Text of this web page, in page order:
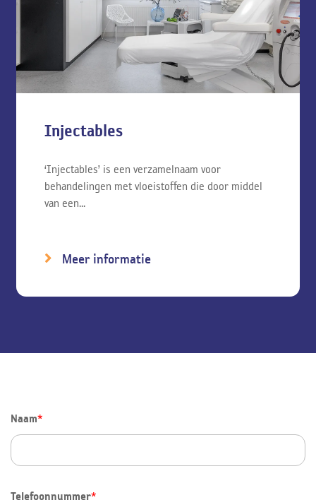
Injectables
‘Injectables’ is een verzamelnaam voor
behandelingen met vloeistoffen die door middel
van een...
Meer informatie
Naam*
Telefoonnummer*